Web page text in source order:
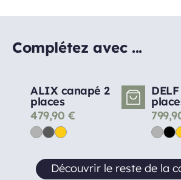
Complétez avec ...
ALIX canapé 2
places
479,90 €
Découvrir le reste de la